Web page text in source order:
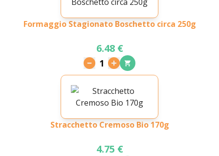
Formaggio Stagionato Boschetto circa 250g
6.48 €
1
Stracchetto Cremoso Bio 170g
4.75 €